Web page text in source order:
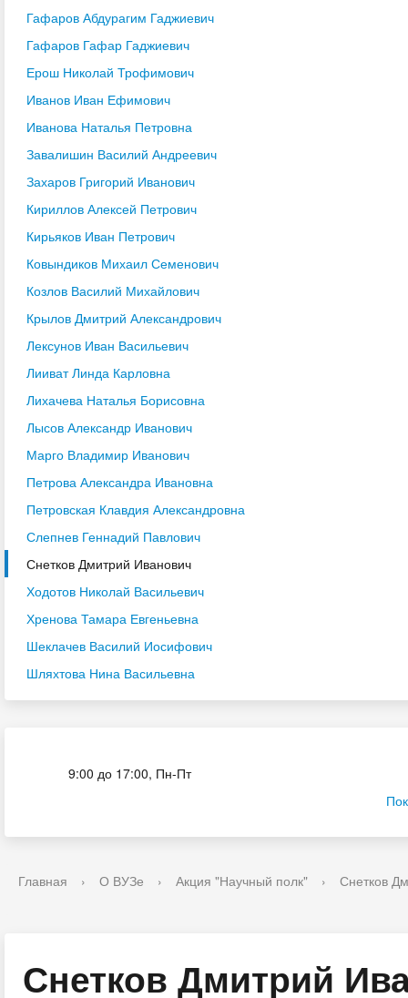
Гафаров Абдурагим Гаджиевич
Гафаров Гафар Гаджиевич
Ерош Николай Трофимович
Иванов Иван Ефимович
Иванова Наталья Петровна
Завалишин Василий Андреевич
Захаров Григорий Иванович
Кириллов Алексей Петрович
Кирьяков Иван Петрович
Ковындиков Михаил Семенович
Козлов Василий Михайлович
Крылов Дмитрий Александрович
Лексунов Иван Васильевич
Лииват Линда Карловна
Лихачева Наталья Борисовна
Лысов Александр Иванович
Марго Владимир Иванович
Петрова Александра Ивановна
Петровская Клавдия Александровна
Слепнев Геннадий Павлович
Снетков Дмитрий Иванович
Ходотов Николай Васильевич
Хренова Тамара Евгеньевна
Шеклачев Василий Иосифович
Шляхтова Нина Васильевна
9:00 до 17:00, Пн-Пт
Главная › О ВУЗе › Акция "Научный полк" › Снетков
Снетков Дмитрий